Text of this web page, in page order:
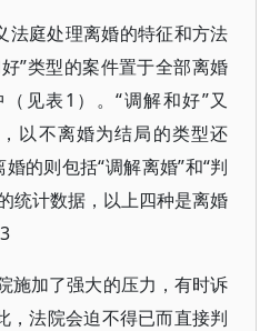
法庭处理离婚的特征和方法
”类型的案件置于全部离婚
见表1）。“调解和好”又
以不离婚为结局的类型还
的则包括“调解离婚”和“判
统计数据，以上四种是离婚
施加了强大的压力，有时诉
，法院会迫不得已而直接判